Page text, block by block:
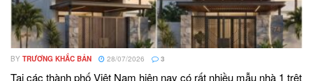
BY TRƯƠNG KHẮC BẢN 28/07/2026 3
Tại các thành phố Việt Nam hiện nay có rất nhiều mẫu nhà 1 trệt